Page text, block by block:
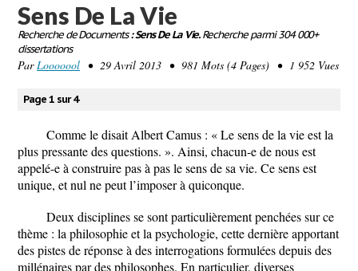
S'inscrire
Se connecter
Sens De La Vie
Recherche de Documents: Sens De La Vie.Recherche parmi 304 000+
dissertations
ParLooooool • 29 Avril 2013 • 981 Mots (4 Pages) • 1 952 Vues
Page 1 sur 4
Comme le disait Albert Camus : « Le sens de la vie est la
plus pressante des questions. ». Ainsi, chacun-e de nous est
appelé-e à construire pas à pas le sens de sa vie. Ce sens est
unique, et nul ne peut l’imposer à quiconque.
Deux disciplines se sont particulièrement penchées sur ce
thème : la philosophie et la psychologie, cette dernière apportant
des pistes de réponse à des interrogations formulées depuis des
millénaires par des philosophes. En particulier, diverses